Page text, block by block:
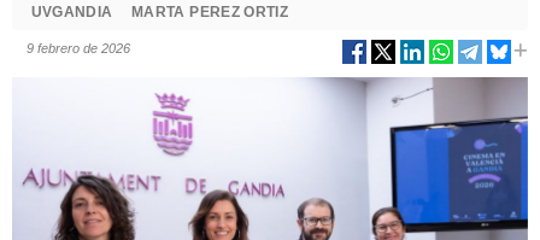
UVGANDIA MARTA PEREZ ORTIZ
9 febrero de 2026